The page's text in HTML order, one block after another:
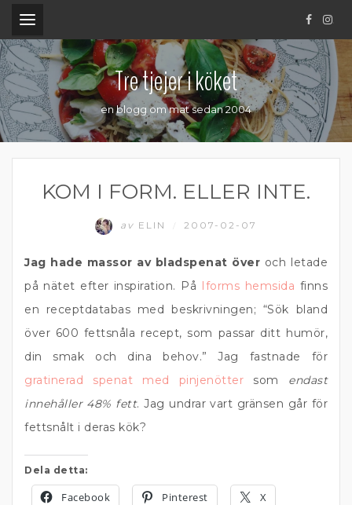
.
Tre tjejer i köket
en blogg om mat sedan 2004
KOM I FORM. ELLER INTE.
av ELIN 2007-02-07
Jag hade massor av bladspenat över och letade
på nätet efter inspiration. På Iforms hemsida finns
en receptdatabas med beskrivningen; “Sök bland
över 600 fettsnåla recept, som passar ditt humör,
din smak och dina behov.” Jag fastnade för
gratinerad spenat med pinjenötter som endast
innehåller 48% fett. Jag undrar vart gränsen går för
fettsnålt i deras kök?
Dela detta:
Facebook Pinterest X